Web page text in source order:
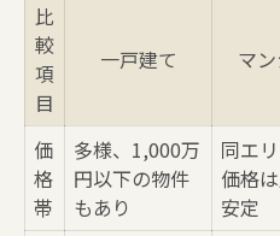
不動産売買を成功に
不動産売買に役立
注目の中古物件タ
売買時に知ってお
比
較
項
目
一戸建て マ
価
格
帯
多様、1,000万
円以下の物件
もあり
同エ
価格
安定